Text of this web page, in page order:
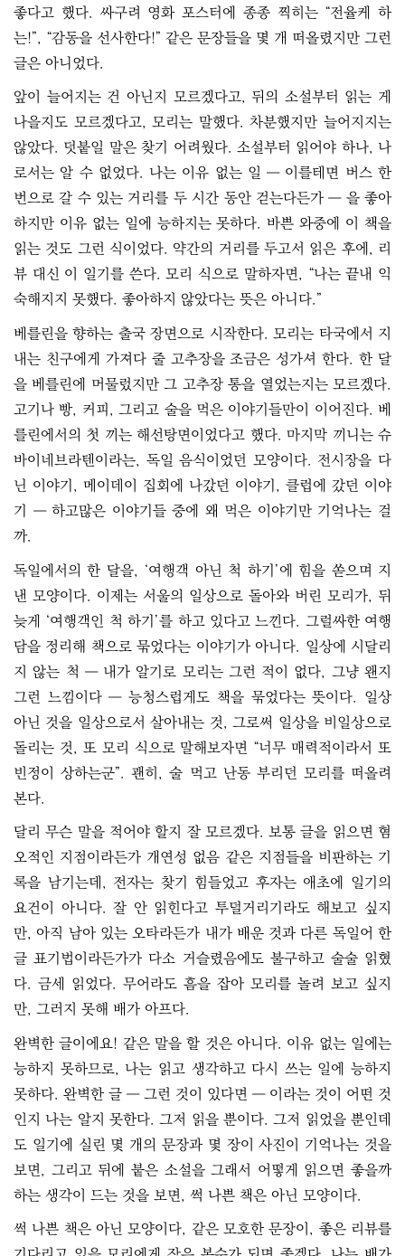
좋다고 했다. 싸구려 영화 포스터에 종종 찍히는 “전율케 하
는!”, “감동을 선사한다!” 같은 문장들을 몇 개 떠올렸지만 그런
글은 아니었다.
앞이 늘어지는 건 아닌지 모르겠다고, 뒤의 소설부터 읽는 게
나을지도 모르겠다고, 모리는 말했다. 차분했지만 늘어지지는
않았다. 덧붙일 말은 찾기 어려웠다. 소설부터 읽어야 하나, 나
로서는 알 수 없었다. 나는 이유 없는 일 ― 이를테면 버스 한
번으로 갈 수 있는 거리를 두 시간 동안 걷는다든가 ― 을 좋아
하지만 이유 없는 일에 능하지는 못하다. 바쁜 와중에 이 책을
읽는 것도 그런 식이었다. 약간의 거리를 두고서 읽은 후에, 리
뷰 대신 이 일기를 쓴다. 모리 식으로 말하자면, “나는 끝내 익
숙해지지 못했다. 좋아하지 않았다는 뜻은 아니다.”
베를린을 향하는 출국 장면으로 시작한다. 모리는 타국에서 지
내는 친구에게 가져다 줄 고추장을 조금은 성가셔 한다. 한 달
을 베를린에 머물렀지만 그 고추장 통을 열었는지는 모르겠다.
고기나 빵, 커피, 그리고 술을 먹은 이야기들만이 이어진다. 베
를린에서의 첫 끼는 해선탕면이었다고 했다. 마지막 끼니는 슈
바이네브라텐이라는, 독일 음식이었던 모양이다. 전시장을 다
닌 이야기, 메이데이 집회에 나갔던 이야기, 클럽에 갔던 이야
기 ― 하고많은 이야기들 중에 왜 먹은 이야기만 기억나는 걸
까.
독일에서의 한 달을, ‘여행객 아닌 척 하기’에 힘을 쏟으며 지
낸 모양이다. 이제는 서울의 일상으로 돌아와 버린 모리가, 뒤
늦게 ‘여행객인 척 하기’를 하고 있다고 느낀다. 그럴싸한 여행
담을 정리해 책으로 묶었다는 이야기가 아니다. 일상에 시달리
지 않는 척 ― 내가 알기로 모리는 그런 적이 없다, 그냥 왠지
그런 느낌이다 ― 능청스럽게도 책을 묶었다는 뜻이다. 일상
아닌 것을 일상으로서 살아내는 것, 그로써 일상을 비일상으로
돌리는 것, 또 모리 식으로 말해보자면 “너무 매력적이라서 또
빈정이 상하는군”. 괜히, 술 먹고 난동 부리던 모리를 떠올려
본다.
달리 무슨 말을 적어야 할지 잘 모르겠다. 보통 글을 읽으면 혐
오적인 지점이라든가 개연성 없음 같은 지점들을 비판하는 기
록을 남기는데, 전자는 찾기 힘들었고 후자는 애초에 일기의
요건이 아니다. 잘 안 읽힌다고 투덜거리기라도 해보고 싶지
만, 아직 남아 있는 오타라든가 내가 배운 것과 다른 독일어 한
글 표기법이라든가가 다소 거슬렸음에도 불구하고 술술 읽혔
다. 금세 읽었다. 무어라도 흠을 잡아 모리를 놀려 보고 싶지
만, 그러지 못해 배가 아프다.
완벽한 글이에요! 같은 말을 할 것은 아니다. 이유 없는 일에는
능하지 못하므로, 나는 읽고 생각하고 다시 쓰는 일에 능하지
못하다. 완벽한 글 ― 그런 것이 있다면 ― 이라는 것이 어떤 것
인지 나는 알지 못한다. 그저 읽을 뿐이다. 그저 읽었을 뿐인데
도 일기에 실린 몇 개의 문장과 몇 장이 사진이 기억나는 것을
보면, 그리고 뒤에 붙은 소설을 그래서 어떻게 읽으면 좋을까
하는 생각이 드는 것을 보면, 썩 나쁜 책은 아닌 모양이다.
썩 나쁜 책은 아닌 모양이다, 같은 모호한 문장이, 좋은 리뷰를